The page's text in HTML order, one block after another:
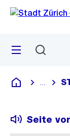
Sprunglink
Menü
Deutsch
Seite